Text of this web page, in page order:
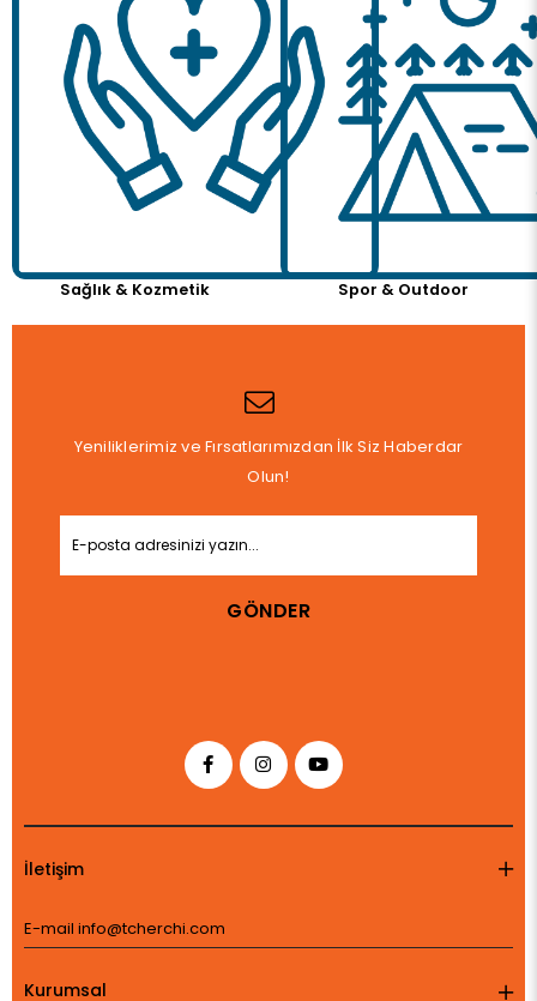
Sağlık & Kozmetik Spor & Outdoor
Yeniliklerimiz ve Fırsatlarımızdan İlk Siz Haberdar
Olun!
GÖNDER
İletişim
E-mail info@tcherchi.com
Kurumsal